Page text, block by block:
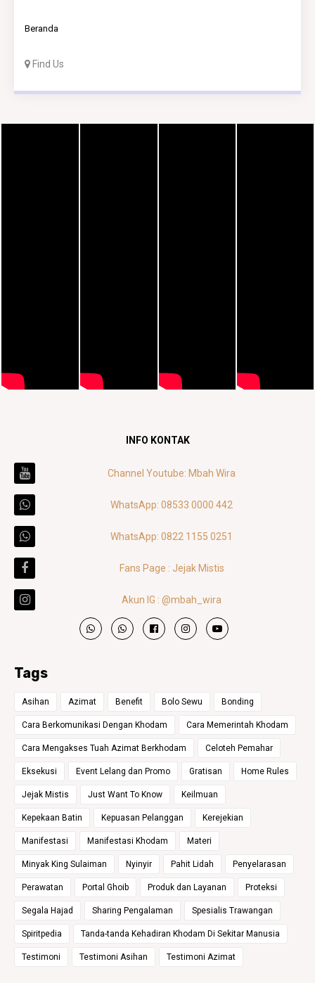
Beranda
Find Us
INFO KONTAK
Channel Youtube: Mbah Wira
WhatsApp: 08533 0000 442
WhatsApp: 0822 1155 0251
Fans Page : Jejak Mistis
Akun IG : @mbah_wira
Tags
Asihan Azimat Benefit Bolo Sewu Bonding
Cara Berkomunikasi Dengan Khodam Cara Memerintah Khodam
Cara Mengakses Tuah Azimat Berkhodam Celoteh Pemahar
Eksekusi Event Lelang dan Promo Gratisan Home Rules
Jejak Mistis Just Want To Know Keilmuan
Kepekaan Batin Kepuasan Pelanggan Kerejekian
Manifestasi Manifestasi Khodam Materi
Minyak King Sulaiman Nyinyir Pahit Lidah Penyelarasan
Perawatan Portal Ghoib Produk dan Layanan Proteksi
Segala Hajad Sharing Pengalaman Spesialis Trawangan
Spiritpedia Tanda-tanda Kehadiran Khodam Di Sekitar Manusia
Testimoni Testimoni Asihan Testimoni Azimat